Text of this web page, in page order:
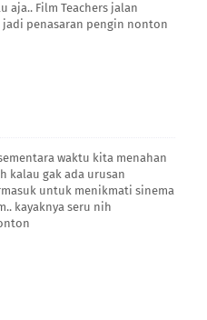
aja.. Film Teachers jalan
penasaran pengin nonton
waktu kita menahan
kalau gak ada urusan
untuk menikmati sinema
kayaknya seru nih